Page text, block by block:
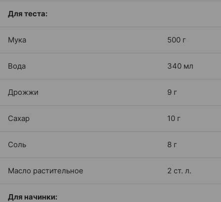
Для теста:
Мука 500 г
Вода 340 мл
Дрожжи 9 г
Сахар 10 г
Соль 8 г
Масло растительное 2 ст. л.
Для начинки: